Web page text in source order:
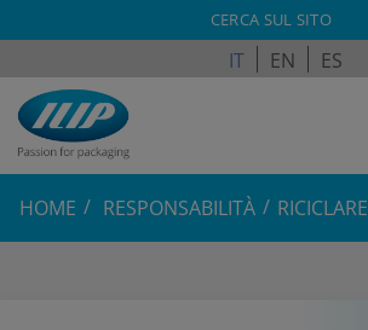
IT EN ES
CERCA SUL SITO
HOME RESPONSABILITÀ RICICLARE